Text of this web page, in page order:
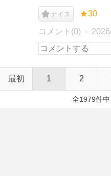
ナイス ★30
コメント(0)
最初 1 2
全1979件